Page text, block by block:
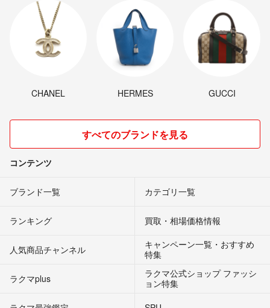
CHANEL HERMES GUCCI
すべてのブランドを見る
コンテンツ
ブランド一覧 カテゴリ一覧
ランキング 買取・相場価格情報
人気商品チャンネル
キャンペーン一覧・おすすめ
特集
ラクマplus
ラクマ公式ショップ ファッシ
ョン特集